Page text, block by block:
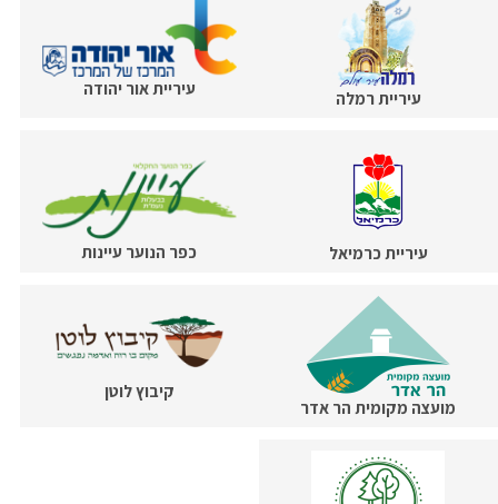
עיריית רמלה עיריית אור יהודה
עיריית כרמיאל כפר הנוער עיינות
מועצה מקומית הר אדר
קיבוץ לוטן